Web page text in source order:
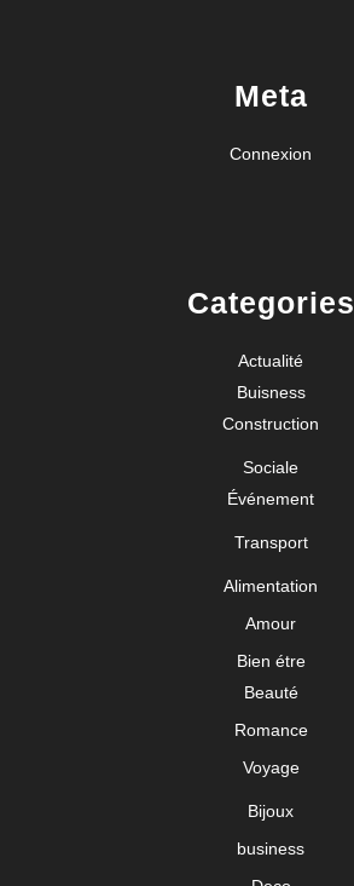
Meta
Connexion
Categories
Actualité
Buisness
Construction
Sociale
Événement
Transport
Alimentation
Amour
Bien étre
Beauté
Romance
Voyage
Bijoux
business